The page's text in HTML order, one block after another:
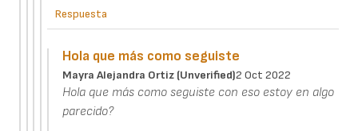
Respuesta
Hola que más como seguiste
Mayra Alejandra Ortiz (unverified)2 Oct 2022
Hola que más como seguiste con eso estoy en algo
parecido?